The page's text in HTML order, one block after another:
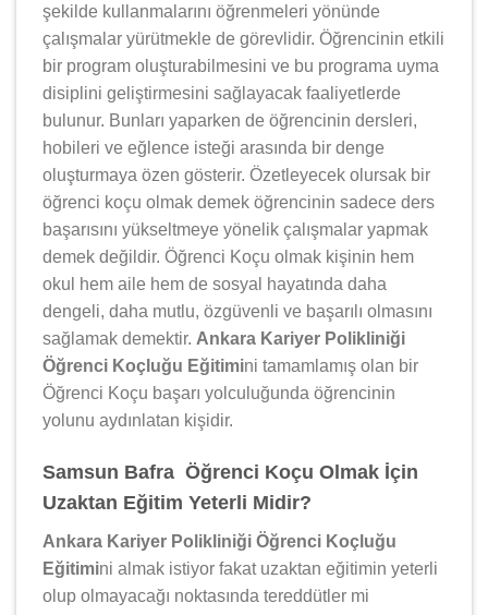
şekilde kullanmalarını öğrenmeleri yönünde
çalışmalar yürütmekle de görevlidir. Öğrencinin etkili
bir program oluşturabilmesini ve bu programa uyma
disiplini geliştirmesini sağlayacak faaliyetlerde
bulunur. Bunları yaparken de öğrencinin dersleri,
hobileri ve eğlence isteği arasında bir denge
oluşturmaya özen gösterir. Özetleyecek olursak bir
öğrenci koçu olmak demek öğrencinin sadece ders
başarısını yükseltmeye yönelik çalışmalar yapmak
demek değildir. Öğrenci Koçu olmak kişinin hem
okul hem aile hem de sosyal hayatında daha
dengeli, daha mutlu, özgüvenli ve başarılı olmasını
sağlamak demektir. Ankara Kariyer Polikliniği
Öğrenci Koçluğu Eğitimini tamamlamış olan bir
Öğrenci Koçu başarı yolculuğunda öğrencinin
yolunu aydınlatan kişidir.
Samsun Bafra Öğrenci Koçu Olmak İçin
Uzaktan Eğitim Yeterli Midir?
Ankara Kariyer Polikliniği Öğrenci Koçluğu
Eğitimini almak istiyor fakat uzaktan eğitimin yeterli
olup olmayacağı noktasında tereddütler mi